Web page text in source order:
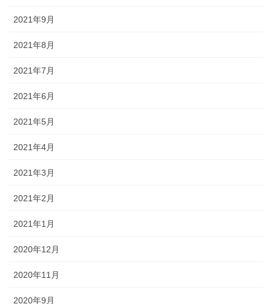
2021年9月
2021年8月
2021年7月
2021年6月
2021年5月
2021年4月
2021年3月
2021年2月
2021年1月
2020年12月
2020年11月
2020年9月